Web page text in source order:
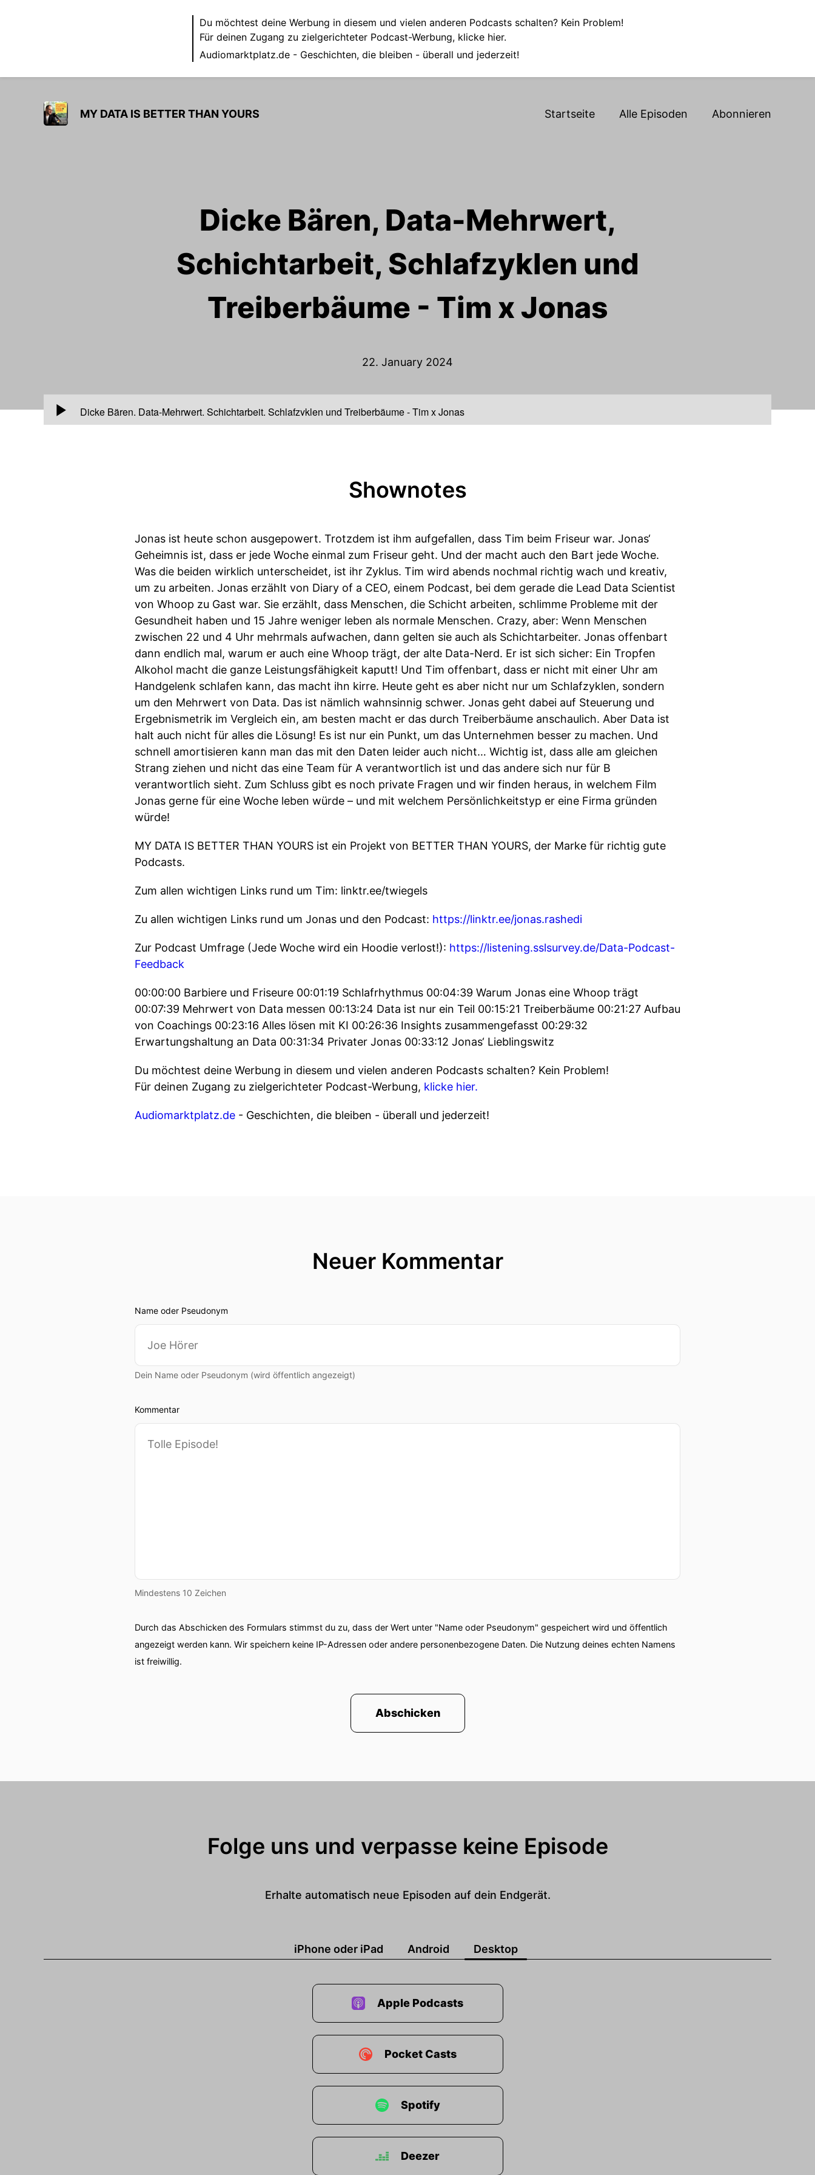
Du möchtest deine Werbung in diesem und vielen anderen Podcasts schalten? Kein Problem!
Für deinen Zugang zu zielgerichteter Podcast-Werbung, klicke hier.
Audiomarktplatz.de- Geschichten, die bleiben - überall und jederzeit!
MY DATA IS BETTER THAN YOURS Startseite Alle Episoden Abonnieren
Dicke Bären, Data-Mehrwert,
Schichtarbeit, Schlafzyklen und
Treiberbäume - Tim x Jonas
22. January 2024
00:00
Dicke Bären, Data-Mehrwert, Schichtarbeit, Schlafzyklen und Treiberbäume - Tim x Jonas
Shownotes
Jonas ist heute schon ausgepowert. Trotzdem ist ihm aufgefallen, dass Tim beim Friseur war. Jonas‘
Geheimnis ist, dass er jede Woche einmal zum Friseur geht. Und der macht auch den Bart jede Woche.
Was die beiden wirklich unterscheidet, ist ihr Zyklus. Tim wird abends nochmal richtig wach und kreativ,
um zu arbeiten. Jonas erzählt von Diary of a CEO, einem Podcast, bei dem gerade die Lead Data Scientist
von Whoop zu Gast war. Sie erzählt, dass Menschen, die Schicht arbeiten, schlimme Probleme mit der
Gesundheit haben und 15 Jahre weniger leben als normale Menschen. Crazy, aber: Wenn Menschen
zwischen 22 und 4 Uhr mehrmals aufwachen, dann gelten sie auch als Schichtarbeiter. Jonas offenbart
dann endlich mal, warum er auch eine Whoop trägt, der alte Data-Nerd. Er ist sich sicher: Ein Tropfen
Alkohol macht die ganze Leistungsfähigkeit kaputt! Und Tim offenbart, dass er nicht mit einer Uhr am
Handgelenk schlafen kann, das macht ihn kirre. Heute geht es aber nicht nur um Schlafzyklen, sondern
um den Mehrwert von Data. Das ist nämlich wahnsinnig schwer. Jonas geht dabei auf Steuerung und
Ergebnismetrik im Vergleich ein, am besten macht er das durch Treiberbäume anschaulich. Aber Data ist
halt auch nicht für alles die Lösung! Es ist nur ein Punkt, um das Unternehmen besser zu machen. Und
schnell amortisieren kann man das mit den Daten leider auch nicht… Wichtig ist, dass alle am gleichen
Strang ziehen und nicht das eine Team für A verantwortlich ist und das andere sich nur für B
verantwortlich sieht. Zum Schluss gibt es noch private Fragen und wir finden heraus, in welchem Film
Jonas gerne für eine Woche leben würde – und mit welchem Persönlichkeitstyp er eine Firma gründen
würde!
MY DATA IS BETTER THAN YOURS ist ein Projekt von BETTER THAN YOURS, der Marke für richtig gute
Podcasts.
Zum allen wichtigen Links rund um Tim: linktr.ee/twiegels
Zu allen wichtigen Links rund um Jonas und den Podcast: https://linktr.ee/jonas.rashedi
Zur Podcast Umfrage (Jede Woche wird ein Hoodie verlost!): https://listening.sslsurvey.de/Data-Podcast-
Feedback
00:00:00 Barbiere und Friseure 00:01:19 Schlafrhythmus 00:04:39 Warum Jonas eine Whoop trägt
00:07:39 Mehrwert von Data messen 00:13:24 Data ist nur ein Teil 00:15:21 Treiberbäume 00:21:27 Aufbau
von Coachings 00:23:16 Alles lösen mit KI 00:26:36 Insights zusammengefasst 00:29:32
Erwartungshaltung an Data 00:31:34 Privater Jonas 00:33:12 Jonas‘ Lieblingswitz
Du möchtest deine Werbung in diesem und vielen anderen Podcasts schalten? Kein Problem!
Für deinen Zugang zu zielgerichteter Podcast-Werbung, klicke hier.
Audiomarktplatz.de - Geschichten, die bleiben - überall und jederzeit!
Neuer Kommentar
Name oder Pseudonym
Dein Name oder Pseudonym (wird öffentlich angezeigt)
Kommentar
Mindestens 10 Zeichen
Durch das Abschicken des Formulars stimmst du zu, dass der Wert unter "Name oder Pseudonym" gespeichert wird und öffentlich
angezeigt werden kann. Wir speichern keine IP-Adressen oder andere personenbezogene Daten. Die Nutzung deines echten Namens
ist freiwillig.
Abschicken
Folge uns und verpasse keine Episode
Erhalte automatisch neue Episoden auf dein Endgerät.
iPhone oder iPad Android Desktop
Apple Podcasts
Pocket Casts
Spotify
Deezer